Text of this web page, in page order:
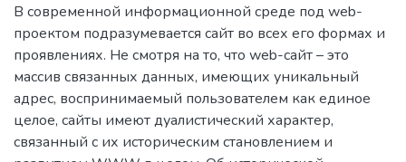
В современной информационной среде под web-
проектом подразумевается сайт во всех его формах и
проявлениях. Не смотря на то, что web-сайт – это
массив связанных данных, имеющих уникальный
адрес, воспринимаемый пользователем как единое
целое, сайты имеют дуалистический характер,
связанный с их историческим становлением и